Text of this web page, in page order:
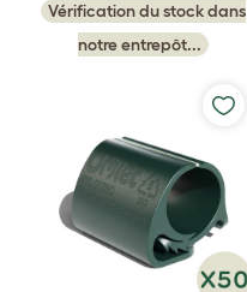
Vérification du stock dans
notre entrepôt...